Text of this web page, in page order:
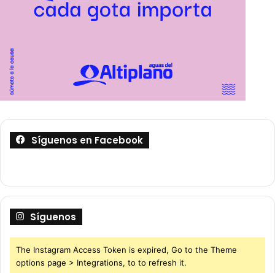
Síguenos en Facebook
Síguenos
The Instagram Access Token is expired, Go to the Theme
options page > Integrations, to to refresh it.